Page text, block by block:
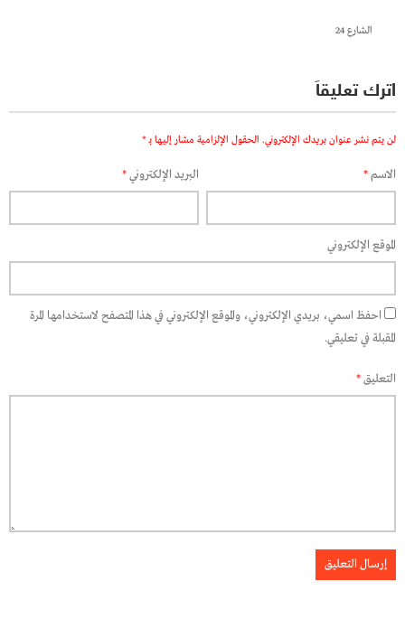
الشارع 24
اترك تعليقاً
لن يتم نشر عنوان بريدك الإلكتروني. الحقول الإلزامية مشار إليها بـ *
الاسم* البريد الإلكتروني*
الموقع الإلكتروني
احفظ اسمي، بريدي الإلكتروني، والموقع الإلكتروني في هذا المتصفح لاستخدامها المرة
المقبلة في تعليقي.
التعليق*